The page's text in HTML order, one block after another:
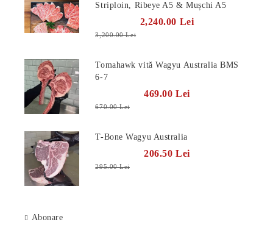
Striploin, Ribeye A5 & Mușchi A5
2,240.00 Lei
3,200.00 Lei
Tomahawk vită Wagyu Australia BMS
6-7
469.00 Lei
670.00 Lei
T-Bone Wagyu Australia
206.50 Lei
295.00 Lei
Abonare